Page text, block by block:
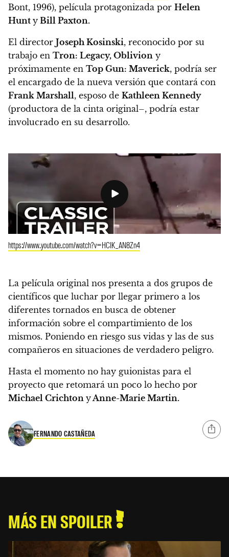
Bont, 1996), película protagonizada por Helen
Hunt y Bill Paxton.
El director Joseph Kosinski, reconocido por su
trabajo en Tron: Legacy, Oblivion y
próximamente en Top Gun: Maverick, podría ser
el encargado de la nueva versión que contará con
Frank Marshall, esposo de Kathleen Kennedy
(productora de la cinta original–, podría estar
involucrado en su desarrollo.
https://www.youtube.com/watch?v=HCIK_AN8Zn4
La película original nos presenta a dos grupos de
científicos que luchar por llegar primero a los
diferentes tornados en busca de obtener
información sobre el compartimiento de los
mismos. Poniendo en riesgo sus vidas y las de sus
compañeros en situaciones de verdadero peligro.
Hasta el momento no hay guionistas para el
proyecto que retomará un poco lo hecho por
Michael Crichton yAnne-Marie Martin.
FERNANDO CASTAÑEDA
MÁS EN SPOILER